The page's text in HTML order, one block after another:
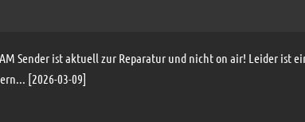
Sender ist aktuell zur Reparatur und nicht on air! Leider ist
[2026-03-09]